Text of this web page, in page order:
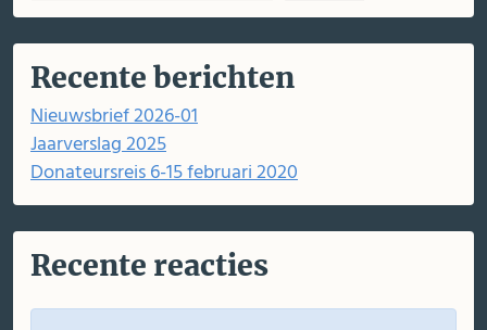
Recente berichten
Nieuwsbrief 2026-01
Jaarverslag 2025
Donateursreis 6-15 februari 2020
Recente reacties